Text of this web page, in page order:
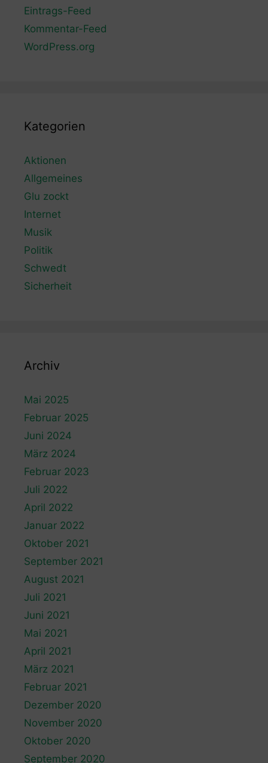
Eintrags-Feed
Kommentar-Feed
WordPress.org
Kategorien
Aktionen
Allgemeines
Glu zockt
Internet
Musik
Politik
Schwedt
Sicherheit
Archiv
Mai 2025
Februar 2025
Juni 2024
März 2024
Februar 2023
Juli 2022
April 2022
Januar 2022
Oktober 2021
September 2021
August 2021
Juli 2021
Juni 2021
Mai 2021
April 2021
März 2021
Februar 2021
Dezember 2020
November 2020
Oktober 2020
September 2020